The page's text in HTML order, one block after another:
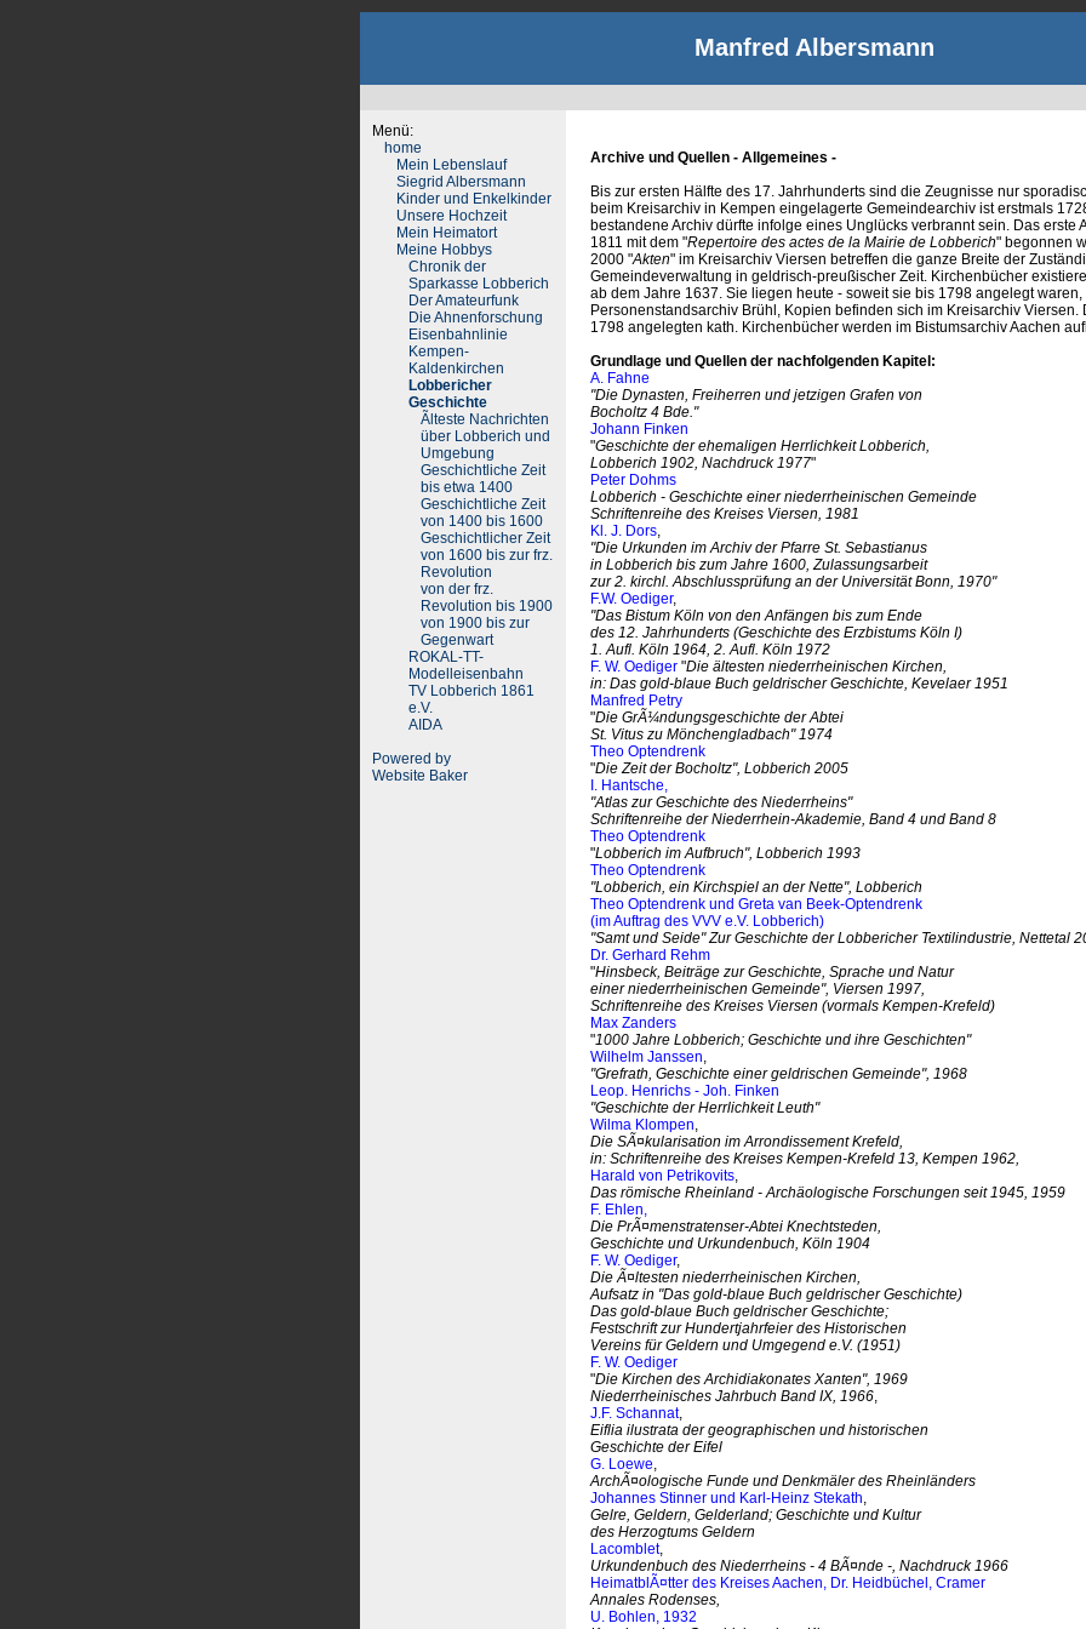
Manfred Albersmann
Menü:
home
Mein Lebenslauf
Siegrid Albersmann
Kinder und Enkelkinder
Unsere Hochzeit
Mein Heimatort
Meine Hobbys
Chronik der
Sparkasse Lobberich
Der Amateurfunk
Die Ahnenforschung
Eisenbahnlinie
Kempen-
Kaldenkirchen
Lobbericher
Geschichte
Ãlteste Nachrichten
über Lobberich und
Umgebung
Geschichtliche Zeit
bis etwa 1400
Geschichtliche Zeit
von 1400 bis 1600
Geschichtlicher Zeit
von 1600 bis zur frz.
Revolution
von der frz.
Revolution bis 1900
von 1900 bis zur
Gegenwart
ROKAL-TT-
Modelleisenbahn
TV Lobberich 1861
e.V.
AIDA
Powered by
Website Baker
Archive und Quellen - Allgemeines -
Bis zur ersten Hälfte des 17. Jahrhunderts sind die Zeugnisse nur
beim Kreisarchiv in Kempen eingelagerte Gemeindearchiv ist erstmals
bestandene Archiv dürfte infolge eines Unglücks verbrannt sein. Das erste
1811 mit dem "Repertoire des actes de la Mairie de Lobberich" begonnen
2000 "Akten" im Kreisarchiv Viersen betreffen die ganze Breite der
Gemeindeverwaltung in geldrisch-preußischer Zeit. Kirchenbücher
ab dem Jahre 1637. Sie liegen heute - soweit sie bis 1798 angelegt waren,
Personenstandsarchiv Brühl, Kopien befinden sich im Kreisarchiv Viersen.
1798 angelegten kath. Kirchenbücher werden im Bistumsarchiv Aachen
Grundlage und Quellen der nachfolgenden Kapitel:
A. Fahne
"Die Dynasten, Freiherren und jetzigen Grafen von
Bocholtz 4 Bde."
Johann Finken
"Geschichte der ehemaligen Herrlichkeit Lobberich,
Lobberich 1902, Nachdruck 1977"
Peter Dohms
Lobberich - Geschichte einer niederrheinischen Gemeinde
Schriftenreihe des Kreises Viersen, 1981
Kl. J. Dors,
"Die Urkunden im Archiv der Pfarre St. Sebastianus
in Lobberich bis zum Jahre 1600, Zulassungsarbeit
zur 2. kirchl. Abschlussprüfung an der Universität Bonn, 1970"
F.W. Oediger,
"Das Bistum Köln von den Anfängen bis zum Ende
des 12. Jahrhunderts (Geschichte des Erzbistums Köln I)
1. Aufl. Köln 1964, 2. Aufl. Köln 1972
F. W. Oediger "Die ältesten niederrheinischen Kirchen,
in: Das gold-blaue Buch geldrischer Geschichte, Kevelaer 1951
Manfred Petry
"Die GrÃ¼ndungsgeschichte der Abtei
St. Vitus zu Mönchengladbach" 1974
Theo Optendrenk
"Die Zeit der Bocholtz", Lobberich 2005
I. Hantsche,
"Atlas zur Geschichte des Niederrheins"
Schriftenreihe der Niederrhein-Akademie, Band 4 und Band 8
Theo Optendrenk
"Lobberich im Aufbruch", Lobberich 1993
Theo Optendrenk
"Lobberich, ein Kirchspiel an der Nette", Lobberich
Theo Optendrenk und Greta van Beek-Optendrenk
(im Auftrag des VVV e.V. Lobberich)
"Samt und Seide" Zur Geschichte der Lobbericher Textilindustrie, Nettetal
Dr. Gerhard Rehm
"Hinsbeck, Beiträge zur Geschichte, Sprache und Natur
einer niederrheinischen Gemeinde", Viersen 1997,
Schriftenreihe des Kreises Viersen (vormals Kempen-Krefeld)
Max Zanders
"1000 Jahre Lobberich; Geschichte und ihre Geschichten"
Wilhelm Janssen,
"Grefrath, Geschichte einer geldrischen Gemeinde", 1968
Leop. Henrichs - Joh. Finken
"Geschichte der Herrlichkeit Leuth"
Wilma Klompen,
Die SÃ¤kularisation im Arrondissement Krefeld,
in: Schriftenreihe des Kreises Kempen-Krefeld 13, Kempen 1962,
Harald von Petrikovits,
Das römische Rheinland - Archäologische Forschungen seit 1945, 1959
F. Ehlen,
Die PrÃ¤menstratenser-Abtei Knechtsteden,
Geschichte und Urkundenbuch, Köln 1904
F. W. Oediger,
Die Ã¤ltesten niederrheinischen Kirchen,
Aufsatz in "Das gold-blaue Buch geldrischer Geschichte)
Das gold-blaue Buch geldrischer Geschichte;
Festschrift zur Hundertjahrfeier des Historischen
Vereins für Geldern und Umgegend e.V. (1951)
F. W. Oediger
"Die Kirchen des Archidiakonates Xanten", 1969
Niederrheinisches Jahrbuch Band IX, 1966,
J.F. Schannat,
Eiflia ilustrata der geographischen und historischen
Geschichte der Eifel
G. Loewe,
ArchÃ¤ologische Funde und Denkmäler des Rheinländers
Johannes Stinner und Karl-Heinz Stekath,
Gelre, Geldern, Gelderland; Geschichte und Kultur
des Herzogtums Geldern
Lacomblet,
Urkundenbuch des Niederrheins - 4 BÃ¤nde -, Nachdruck 1966
HeimatblÃ¤tter des Kreises Aachen, Dr. Heidbüchel, Cramer
Annales Rodenses,
U. Bohlen, 1932